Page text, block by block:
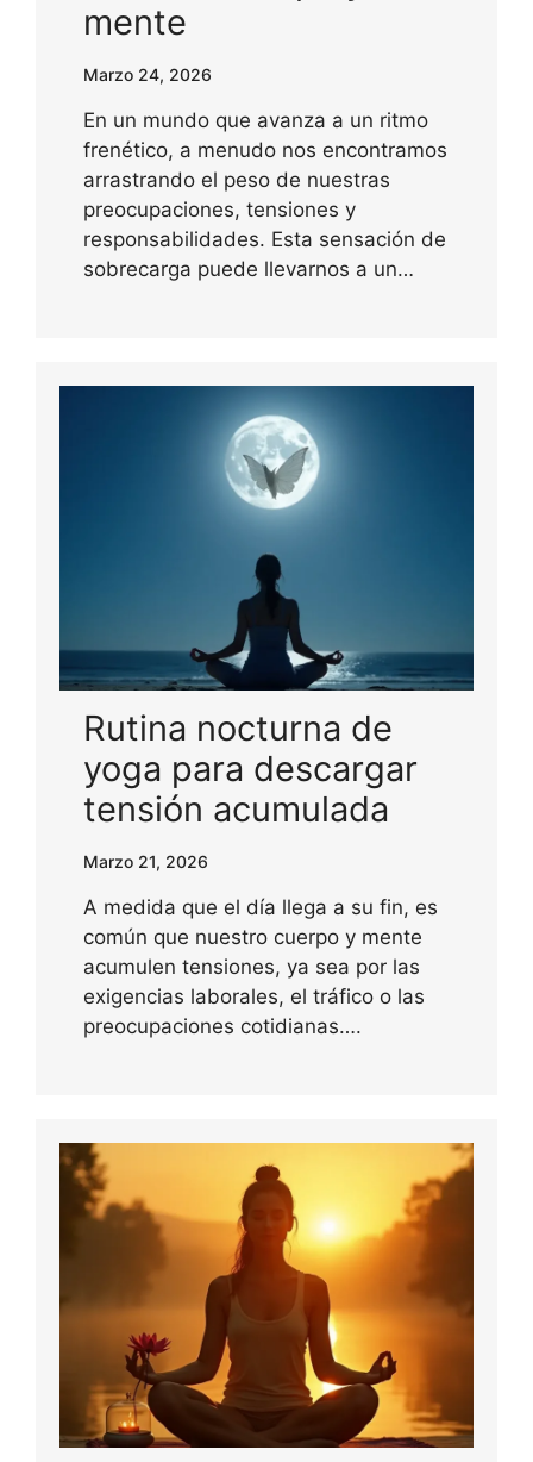
mente
Marzo 24, 2026
En un mundo que avanza a un ritmo
frenético, a menudo nos encontramos
arrastrando el peso de nuestras
preocupaciones, tensiones y
responsabilidades. Esta sensación de
sobrecarga puede llevarnos a un…
Rutina nocturna de
yoga para descargar
tensión acumulada
Marzo 21, 2026
A medida que el día llega a su fin, es
común que nuestro cuerpo y mente
acumulen tensiones, ya sea por las
exigencias laborales, el tráfico o las
preocupaciones cotidianas….